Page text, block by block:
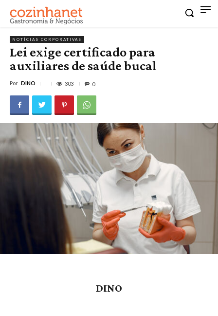
NOTÍCIAS CORPORATIVAS
Lei exige certificado para
auxiliares de saúde bucal
Por DINO 303 0
DINO